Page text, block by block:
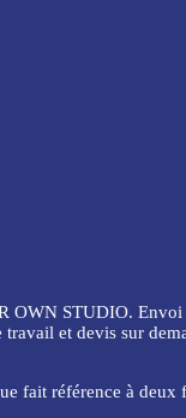
STUDIO. Envoi
et devis sur
fait référence à deux